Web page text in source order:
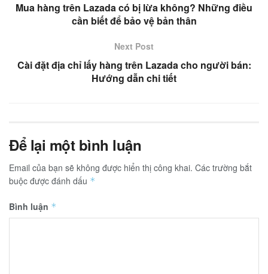
Mua hàng trên Lazada có bị lừa không? Những điều
cần biết để bảo vệ bản thân
Next Post
Cài đặt địa chỉ lấy hàng trên Lazada cho người bán:
Hướng dẫn chi tiết
Để lại một bình luận
Email của bạn sẽ không được hiển thị công khai. Các trường bắt
buộc được đánh dấu *
Bình luận *